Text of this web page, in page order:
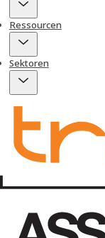
Ressourcen
Sektoren